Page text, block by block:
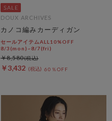
DOUX ARCHIVES
カノコ編みカーディガン
セールアイテムALL10%OFF
8/3(mon)~8/7(fri)
￥3,432 60％OFF
￥8,580